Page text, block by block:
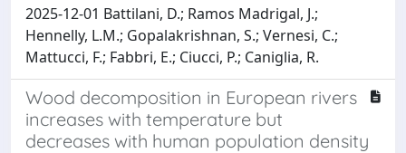
2025-12-01 Battilani, D.; Ramos Madrigal, J.;
Hennelly, L.M.; Gopalakrishnan, S.; Vernesi, C.;
Mattucci, F.; Fabbri, E.; Ciucci, P.; Caniglia, R.
Wood decomposition in European rivers
increases with temperature but
decreases with human population density